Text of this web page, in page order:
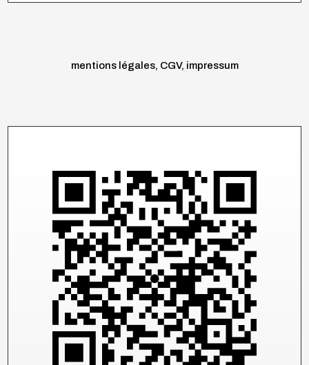
mentions légales, CGV, impressum